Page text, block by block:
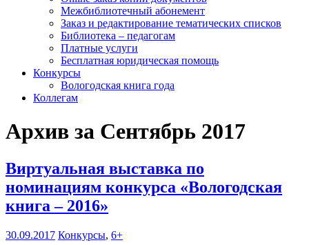
Межбиблиотечный абонемент
Заказ и редактирование тематических списков
Библиотека – педагогам
Платные услуги
Бесплатная юридическая помощь
Конкурсы
Вологодская книга года
Коллегам
Архив за Сентябрь 2017
Виртуальная выставка по
номинациям конкурса «Вологодская
книга – 2016»
30.09.2017 Конкурсы, 6+